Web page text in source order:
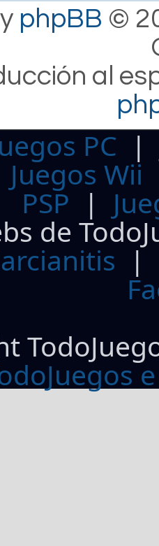
phpBB ©
al
PC
Juegos Wii
PSP |
de
|